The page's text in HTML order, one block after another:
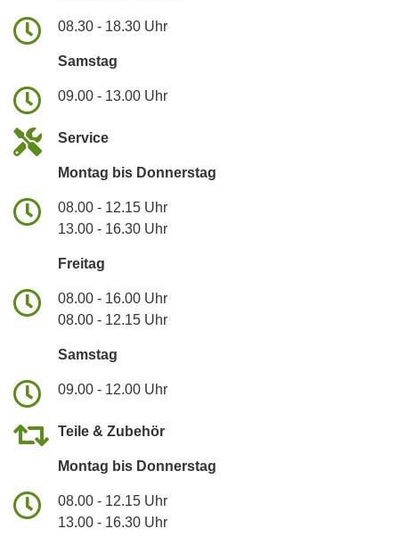
08.30 - 18.30 Uhr
Samstag
09.00 - 13.00 Uhr
Service
Montag bis Donnerstag
08.00 - 12.15 Uhr
13.00 - 16.30 Uhr
Freitag
08.00 - 16.00 Uhr
08.00 - 12.15 Uhr
Samstag
09.00 - 12.00 Uhr
Teile & Zubehör
Montag bis Donnerstag
08.00 - 12.15 Uhr
13.00 - 16.30 Uhr